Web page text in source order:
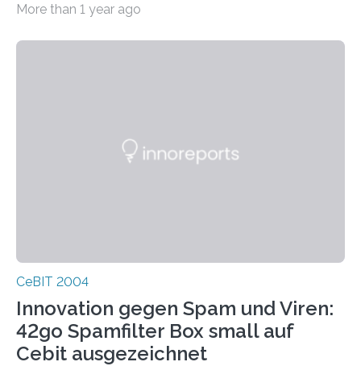
Das Konzept, dem internationalen Trend der CeBIT zu
More than 1 year ago
CeBIT 2004
Innovation gegen Spam und Viren:
42go Spamfilter Box small auf
Cebit ausgezeichnet